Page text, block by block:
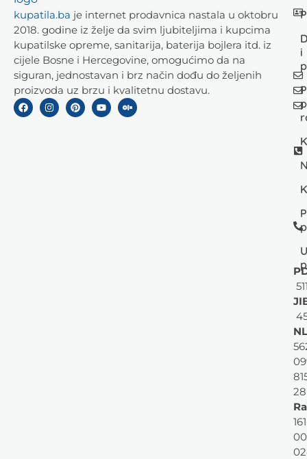
kupatila.ba je internet prodavnica nastala u oktobru
2018. godine iz želje da svim ljubiteljima i kupcima
kupatilske opreme, sanitarija, baterija bojlera itd. iz
cijele Bosne i Hercegovine, omogućimo da na
siguran, jednostavan i brz način dođu do željenih
proizvoda uz brzu i kvalitetnu dostavu.
i
28